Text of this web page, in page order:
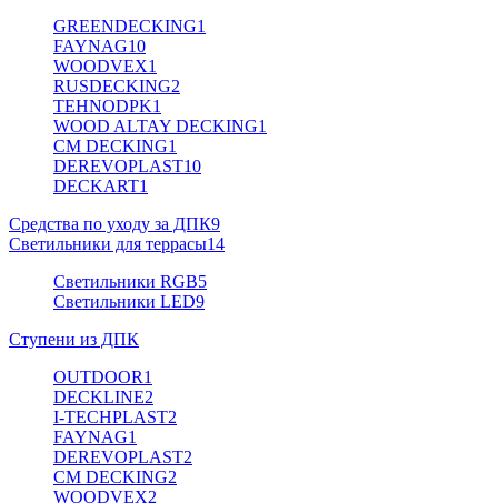
GREENDECKING1
FAYNAG10
WOODVEX1
RUSDECKING2
TEHNODPK1
WOOD ALTAY DECKING1
CM DECKING1
DEREVOPLAST10
DECKART1
Средства по уходу за ДПК9
Светильники для террасы14
Светильники RGB5
Светильники LED9
Ступени из ДПК
OUTDOOR1
DECKLINE2
I-TECHPLAST2
FAYNAG1
DEREVOPLAST2
CM DECKING2
WOODVEX2